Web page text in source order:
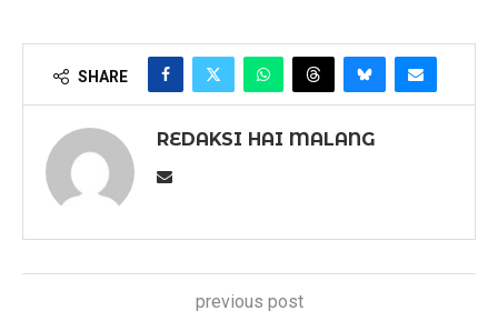
SHARE
REDAKSI HAI MALANG
previous post